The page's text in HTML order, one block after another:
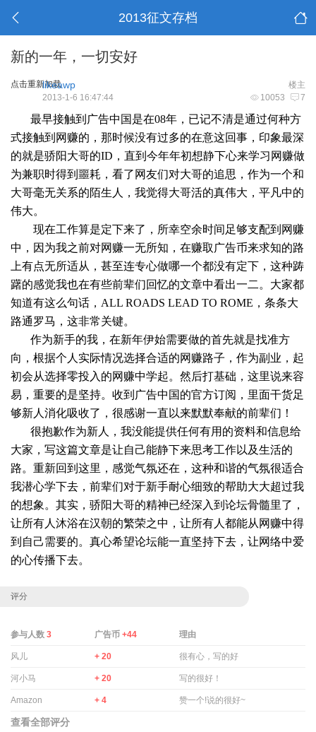
2013征文存档
新的一年，一切安好
点击重新加载 楼主
likeawp
10053 7
2013-1-6 16:47:44
最早接触到广告中国是在08年，已记不清是通过何种方
式接触到网赚的，那时候没有过多的在意这回事，印象最深
的就是骄阳大哥的ID ，直到今年年初想静下心来学习网赚做
为兼职时得到噩耗，看了网友们对大哥的追思，作为一个和
大哥毫无关系的陌生人，我觉得大哥活的真伟大，平凡中的
伟大。
现在工作算是定下来了，所幸空余时间足够支配到网赚
中，因为我之前对网赚一无所知，在赚取广告币来求知的路
上有点无所适从，甚至连专心做哪一个都没有定下，这种踌
躇的感觉我也在有些前辈们回忆的文章中看出一二。大家都
知道有这么句话， ALL ROADS LEAD TO ROME ，条条大
路通罗马，这非常关键。
作为新手的我，在新年伊始需要做的首先就是找准方
向，根据个人实际情况选择合适的网赚路子，作为副业，起
初会从选择零投入的网赚中学起。然后打基础，这里说来容
易，重要的是坚持。收到广告中国的官方订阅，里面干货足
够新人消化吸收了，很感谢一直以来默默奉献的前辈们！
很抱歉作为新人，我没能提供任何有用的资料和信息给
大家，写这篇文章是让自己能静下来思考工作以及生活的
路。重新回到这里，感觉气氛还在，这种和谐的气氛很适合
我潜心学下去，前辈们对于新手耐心细致的帮助大大超过我
的想象。其实，骄阳大哥的精神已经深入到论坛骨髓里了，
让所有人沐浴在汉朝的繁荣之中，让所有人都能从网赚中得
到自己需要的。真心希望论坛能一直坚持下去，让网络中爱
的心传播下去。
评分
参与人数 3 广告币+44 理由
风儿 + 20 很有心，写的好
河小马 + 20 写的很好！
Amazon + 4 赞一个!说的很好~
查看全部评分